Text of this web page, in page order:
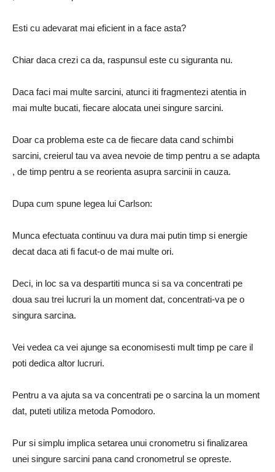
Esti cu adevarat mai eficient in a face asta?
Chiar daca crezi ca da, raspunsul este cu siguranta nu.
Daca faci mai multe sarcini, atunci iti fragmentezi atentia in
mai multe bucati, fiecare alocata unei singure sarcini.
Doar ca problema este ca de fiecare data cand schimbi
sarcini, creierul tau va avea nevoie de timp pentru a se adapta
, de timp pentru a se reorienta asupra sarcinii in cauza.
Dupa cum spune legea lui Carlson:
Munca efectuata continuu va dura mai putin timp si energie
decat daca ati fi facut-o de mai multe ori.
Deci, in loc sa va despartiti munca si sa va concentrati pe
doua sau trei lucruri la un moment dat, concentrati-va pe o
singura sarcina.
Vei vedea ca vei ajunge sa economisesti mult timp pe care il
poti dedica altor lucruri.
Pentru a va ajuta sa va concentrati pe o sarcina la un moment
dat, puteti utiliza metoda Pomodoro.
Pur si simplu implica setarea unui cronometru si finalizarea
unei singure sarcini pana cand cronometrul se opreste.